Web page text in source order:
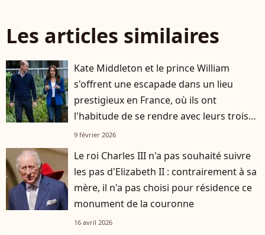
Les articles similaires
Kate Middleton et le prince William
s'offrent une escapade dans un lieu
prestigieux en France, où ils ont
l'habitude de se rendre avec leurs trois
enfants
9 février 2026
Le roi Charles III n'a pas souhaité suivre
les pas d'Elizabeth II : contrairement à sa
mère, il n'a pas choisi pour résidence ce
monument de la couronne
16 avril 2026